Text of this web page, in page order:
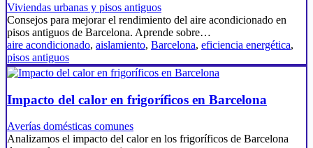
Viviendas urbanas y pisos antiguos
Consejos para mejorar el rendimiento del aire acondicionado en
pisos antiguos de Barcelona. Aprende sobre…
aire acondicionado, aislamiento, Barcelona, eficiencia energética,
pisos antiguos
Impacto del calor en frigoríficos en Barcelona
Averías domésticas comunes
Analizamos el impacto del calor en los frigoríficos de Barcelona